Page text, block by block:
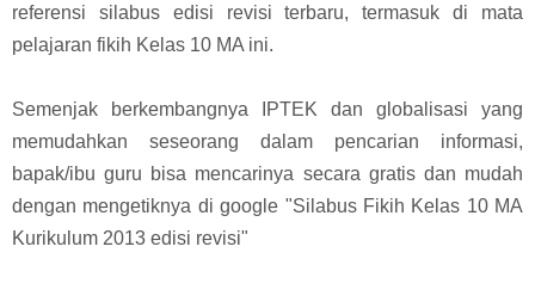
referensi silabus edisi revisi terbaru, termasuk di mata
pelajaran fikih Kelas 10 MA ini.
Semenjak berkembangnya IPTEK dan globalisasi yang
memudahkan seseorang dalam pencarian informasi,
bapak/ibu guru bisa mencarinya secara gratis dan mudah
dengan mengetiknya di google "Silabus Fikih Kelas 10 MA
Kurikulum 2013 edisi revisi"